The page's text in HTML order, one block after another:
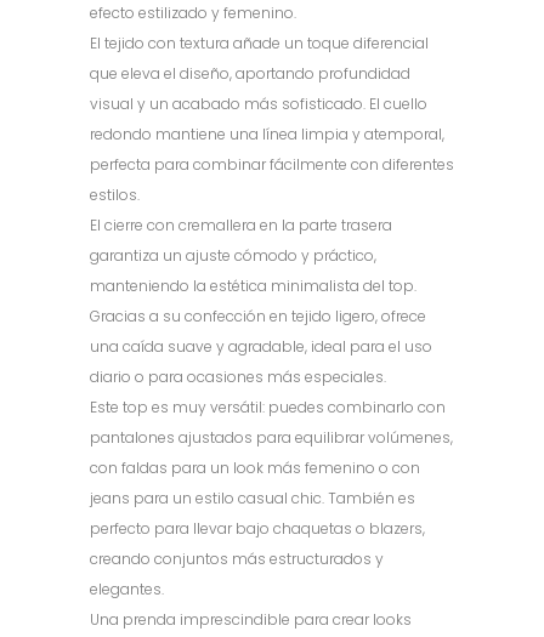
efecto estilizado y femenino.
El tejido con textura añade un toque diferencial
que eleva el diseño, aportando profundidad
visual y un acabado más sofisticado. El cuello
redondo mantiene una línea limpia y atemporal,
perfecta para combinar fácilmente con diferentes
estilos.
El cierre con cremallera en la parte trasera
garantiza un ajuste cómodo y práctico,
manteniendo la estética minimalista del top.
Gracias a su confección en tejido ligero, ofrece
una caída suave y agradable, ideal para el uso
diario o para ocasiones más especiales.
Este top es muy versátil: puedes combinarlo con
pantalones ajustados para equilibrar volúmenes,
con faldas para un look más femenino o con
jeans para un estilo casual chic. También es
perfecto para llevar bajo chaquetas o blazers,
creando conjuntos más estructurados y
elegantes.
Una prenda imprescindible para crear looks